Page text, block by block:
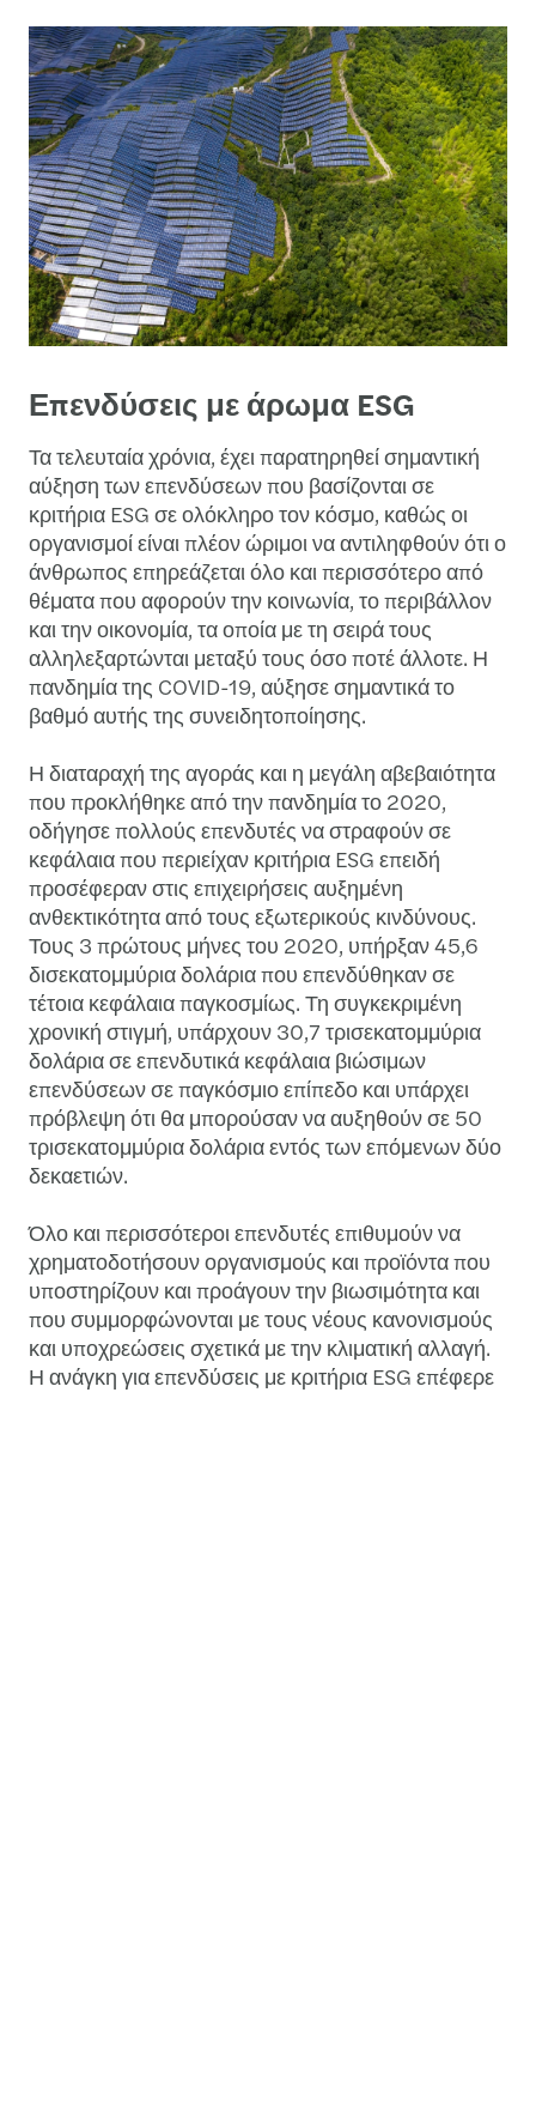
Επενδύσεις με άρωμα ESG
Τα τελευταία χρόνια, έχει παρατηρηθεί σημαντική
αύξηση των επενδύσεων που βασίζονται σε
κριτήρια ESG σε ολόκληρο τον κόσμο, καθώς οι
οργανισμοί είναι πλέον ώριμοι να αντιληφθούν ότι ο
άνθρωπος επηρεάζεται όλο και περισσότερο από
θέματα που αφορούν την κοινωνία, το περιβάλλον
και την οικονομία, τα οποία με τη σειρά τους
αλληλεξαρτώνται μεταξύ τους όσο ποτέ άλλοτε. Η
πανδημία της COVID-19, αύξησε σημαντικά το
βαθμό αυτής της συνειδητοποίησης.
Η διαταραχή της αγοράς και η μεγάλη αβεβαιότητα
που προκλήθηκε από την πανδημία το 2020,
οδήγησε πολλούς επενδυτές να στραφούν σε
κεφάλαια που περιείχαν κριτήρια ESG επειδή
προσέφεραν στις επιχειρήσεις αυξημένη
ανθεκτικότητα από τους εξωτερικούς κινδύνους.
Τους 3 πρώτους μήνες του 2020, υπήρξαν 45,6
δισεκατομμύρια δολάρια που επενδύθηκαν σε
τέτοια κεφάλαια παγκοσμίως. Τη συγκεκριμένη
χρονική στιγμή, υπάρχουν 30,7 τρισεκατομμύρια
δολάρια σε επενδυτικά κεφάλαια βιώσιμων
επενδύσεων σε παγκόσμιο επίπεδο και υπάρχει
πρόβλεψη ότι θα μπορούσαν να αυξηθούν σε 50
τρισεκατομμύρια δολάρια εντός των επόμενων δύο
δεκαετιών.
Όλο και περισσότεροι επενδυτές επιθυμούν να
χρηματοδοτήσουν οργανισμούς και προϊόντα που
υποστηρίζουν και προάγουν την βιωσιμότητα και
που συμμορφώνονται με τους νέους κανονισμούς
και υποχρεώσεις σχετικά με την κλιματική αλλαγή.
Η ανάγκη για επενδύσεις με κριτήρια ESG επέφερε